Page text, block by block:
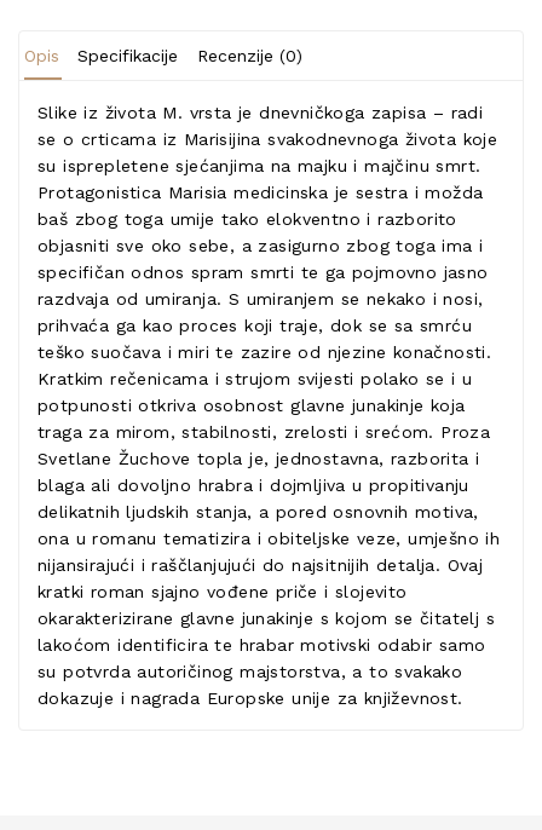
Opis Specifikacije Recenzije (0)
Slike iz života M. vrsta je dnevničkoga zapisa – radi
se o crticama iz Marisijina svakodnevnoga života koje
su isprepletene sjećanjima na majku i majčinu smrt.
Protagonistica Marisia medicinska je sestra i možda
baš zbog toga umije tako elokventno i razborito
objasniti sve oko sebe, a zasigurno zbog toga ima i
specifičan odnos spram smrti te ga pojmovno jasno
razdvaja od umiranja. S umiranjem se nekako i nosi,
prihvaća ga kao proces koji traje, dok se sa smrću
teško suočava i miri te zazire od njezine konačnosti.
Kratkim rečenicama i strujom svijesti polako se i u
potpunosti otkriva osobnost glavne junakinje koja
traga za mirom, stabilnosti, zrelosti i srećom. Proza
Svetlane Žuchove topla je, jednostavna, razborita i
blaga ali dovoljno hrabra i dojmljiva u propitivanju
delikatnih ljudskih stanja, a pored osnovnih motiva,
ona u romanu tematizira i obiteljske veze, umješno ih
nijansirajući i raščlanjujući do najsitnijih detalja. Ovaj
kratki roman sjajno vođene priče i slojevito
okarakterizirane glavne junakinje s kojom se čitatelj s
lakoćom identificira te hrabar motivski odabir samo
su potvrda autoričinog majstorstva, a to svakako
dokazuje i nagrada Europske unije za književnost.